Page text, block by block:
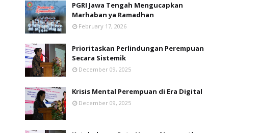
PGRI Jawa Tengah Mengucapkan
Marhaban ya Ramadhan
February 17, 2026
Prioritaskan Perlindungan Perempuan
Secara Sistemik
December 09, 2025
Krisis Mental Perempuan di Era Digital
December 09, 2025